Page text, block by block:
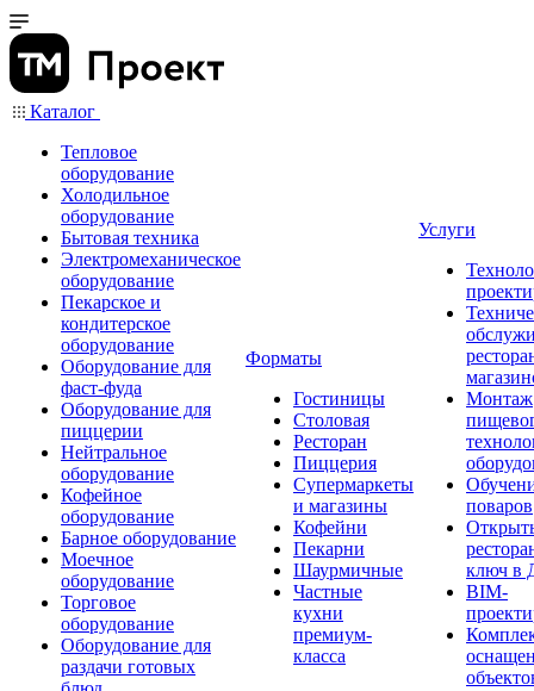
Каталог
Тепловое
оборудование
Холодильное
оборудование
Бытовая техника
Электромеханическое
оборудование
Пекарское и
кондитерское
оборудование
Оборудование для
фаст-фуда
Оборудование для
пиццерии
Нейтральное
оборудование
Кофейное
оборудование
Барное оборудование
Моечное
оборудование
Торговое
оборудование
Оборудование для
раздачи готовых
Форматы
Гостиницы
Столовая
Ресторан
Пиццерия
Супермаркеты
и магазины
Кофейни
Пекарни
Шаурмичные
Частные
кухни
премиум-
класса
Услуги
Монтаж
поваров
ключ в
BIM-